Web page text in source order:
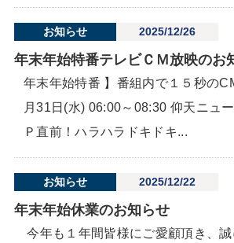
お知らせ 2025/12/26
年末年始特番テレビＣＭ放映のお
年末年始特番 】番組内で１５秒の
月31日(水) 06:00～08:30 仰天ニュ
Ｐ直前！ハラハラドキドキ...
お知らせ 2025/12/22
年末年始休業のお知らせ
今年も１年間皆様にご愛顧頂き、